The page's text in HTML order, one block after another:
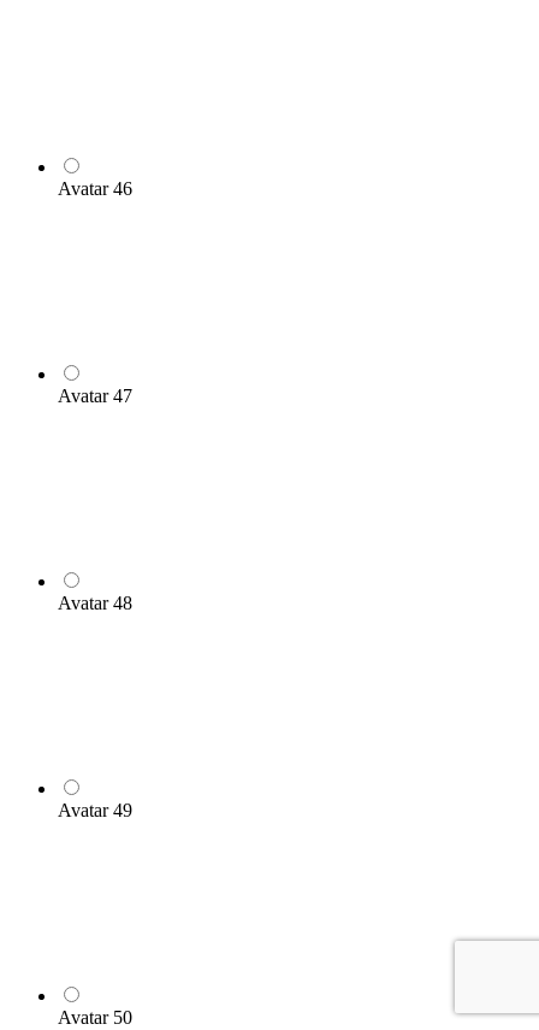
Avatar 46
Avatar 47
Avatar 48
Avatar 49
Avatar 50